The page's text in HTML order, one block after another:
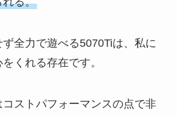
全力で遊べる5070Tiは、私に
くれる存在です。
ストパフォーマンスの点で非